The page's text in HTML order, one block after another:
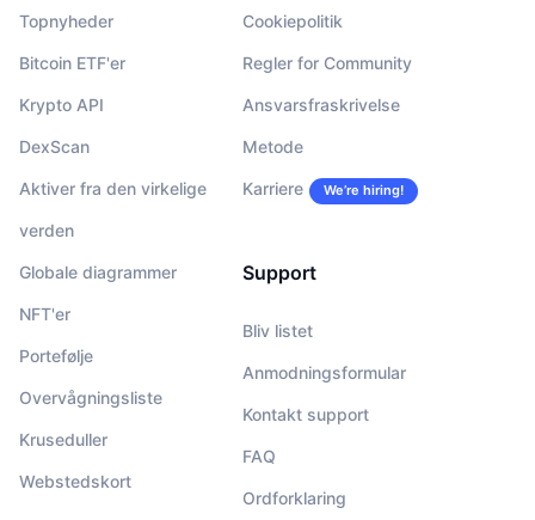
Topnyheder
Bitcoin ETF'er
Krypto API
DexScan
Aktiver fra den virkelige
verden
Globale diagrammer
NFT'er
Portefølje
Overvågningsliste
Kruseduller
Webstedskort
Cookiepolitik
Regler for Community
Ansvarsfraskrivelse
Metode
Karriere We’re hiring!
Support
Bliv listet
Anmodningsformular
Kontakt support
FAQ
Ordforklaring